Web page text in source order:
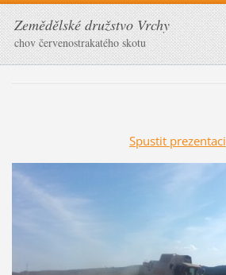
Zemědělské družstvo Vrchy
chov červenostrakatého skotu
Spustit prezentaci